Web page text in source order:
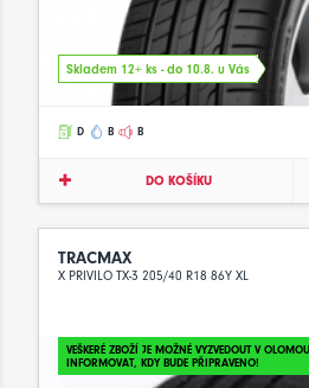
Skladem 12+ ks - do 10.8. u Vás
D B B
DO KOŠÍKU
TRACMAX
X PRIVILO TX-3 205/40 R18 86Y XL
VEŠKERÉ ZBOŽÍ JE MOŽNÉ VYZVEDOUT V
INFORMOVAT, KDY BUDE PŘIPRAVENO!